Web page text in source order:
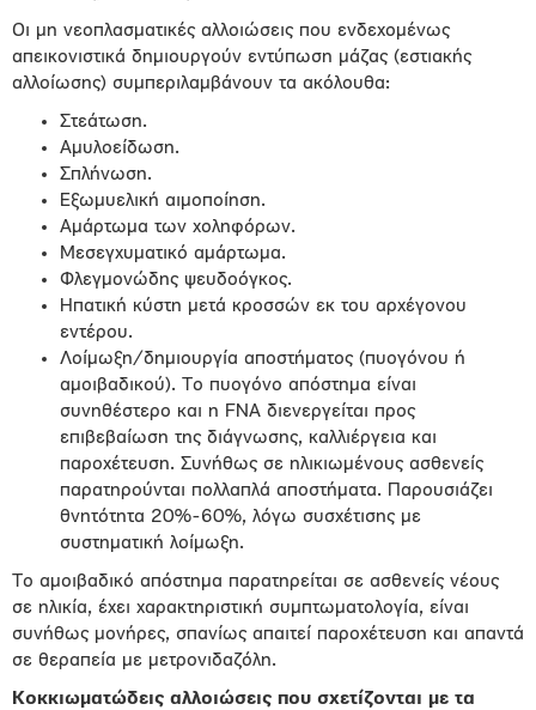
Οι μη νεοπλασματικές αλλοιώσεις που ενδεχομένως
απεικονιστικά δημιουργούν εντύπωση μάζας (εστιακής
αλλοίωσης) συμπεριλαμβάνουν τα ακόλουθα:
Στεάτωση.
Αμυλοείδωση.
Σπλήνωση.
Εξωμυελική αιμοποίηση.
Αμάρτωμα των χοληφόρων.
Μεσεγχυματικό αμάρτωμα.
Φλεγμονώδης ψευδοόγκος.
Ηπατική κύστη μετά κροσσών εκ του αρχέγονου
εντέρου.
Λοίμωξη/δημιουργία αποστήματος (πυογόνου ή
αμοιβαδικού). Το πυογόνο απόστημα είναι
συνηθέστερο και η FNA διενεργείται προς
επιβεβαίωση της διάγνωσης, καλλιέργεια και
παροχέτευση. Συνήθως σε ηλικιωμένους ασθενείς
παρατηρούνται πολλαπλά αποστήματα. Παρουσιάζει
θνητότητα 20%-60%, λόγω συσχέτισης με
συστηματική λοίμωξη.
Το αμοιβαδικό απόστημα παρατηρείται σε ασθενείς νέους
σε ηλικία, έχει χαρακτηριστική συμπτωματολογία, είναι
συνήθως μονήρες, σπανίως απαιτεί παροχέτευση και απαντά
σε θεραπεία με μετρονιδαζόλη.
Κοκκιωματώδεις αλλοιώσεις που σχετίζονται με τα